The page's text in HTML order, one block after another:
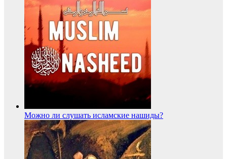
Можно ли слушать исламские нашиды?